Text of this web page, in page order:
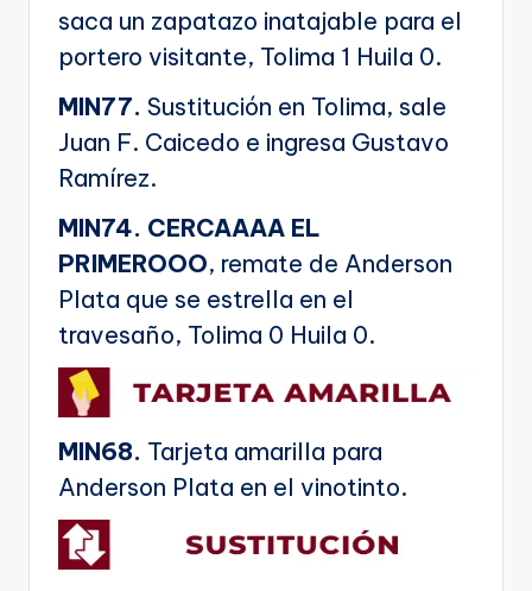
saca un zapatazo inatajable para el
portero visitante, Tolima 1 Huila 0.
MIN77. Sustitución en Tolima, sale
Juan F. Caicedo e ingresa Gustavo
Ramírez.
MIN74. CERCAAAA EL
PRIMEROOO, remate de Anderson
Plata que se estrella en el
travesaño, Tolima 0 Huila 0.
MIN68. Tarjeta amarilla para
Anderson Plata en el vinotinto.